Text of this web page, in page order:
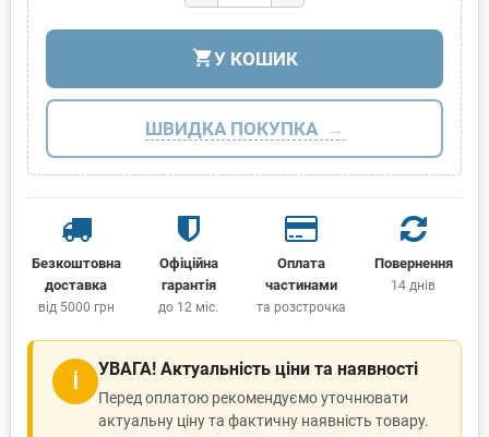
shopping_cartУ КОШИК
ШВИДКА ПОКУПКА
Безкоштовна
доставка
від 5000 грн
Офіційна
гарантія
до 12 міс.
Оплата
частинами
та розстрочка
Повернення
14 днів
ℹ УВАГА! Актуальність ціни та наявності
Перед оплатою рекомендуємо уточнювати
актуальну ціну та фактичну наявність товару.